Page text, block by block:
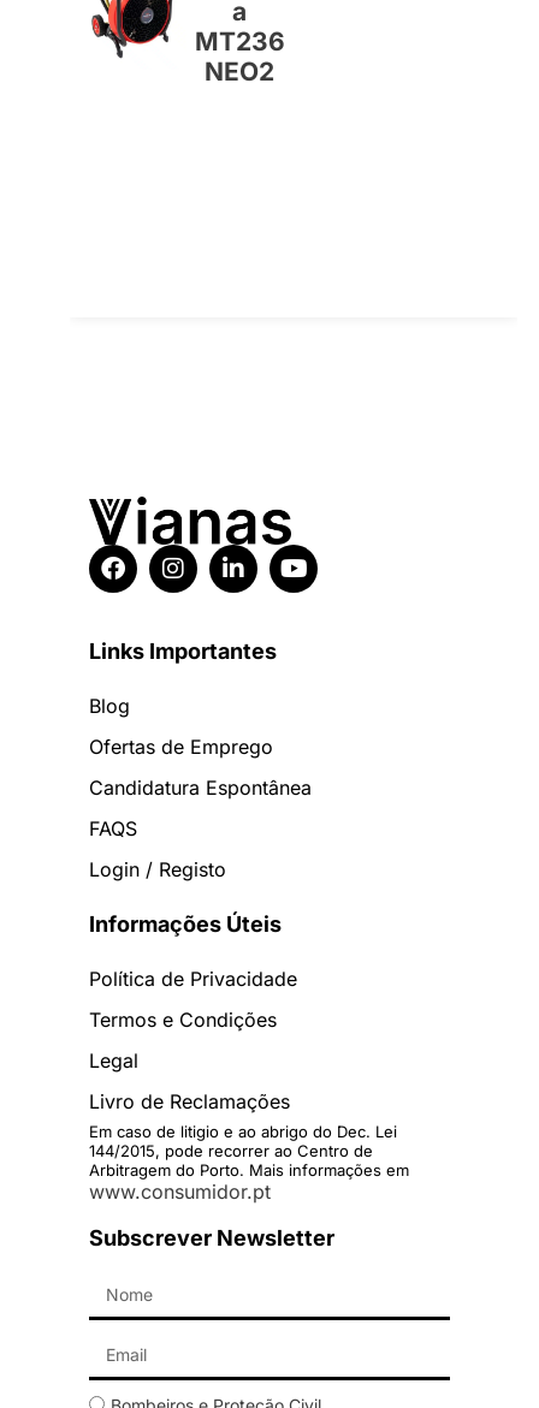
a
MT236
NEO2
Links Importantes
Blog
Ofertas de Emprego
Candidatura Espontânea
FAQS
Login / Registo
Informações Úteis
Política de Privacidade
Termos e Condições
Legal
Livro de Reclamações
Em caso de litigio e ao abrigo do Dec. Lei
144/2015, pode recorrer ao Centro de
Arbitragem do Porto. Mais informações em
www.consumidor.pt
Subscrever Newsletter